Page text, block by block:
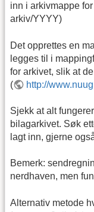
inn i arkivmappe
arkiv/YYYY)
Det opprettes en
legges til i
for arkivet, slik at
(
http://
Sjekk at alt
bilagarkivet. Søk
lagt inn, gjerne
Bemerk:
nerdhaven, men
Alternativ metode